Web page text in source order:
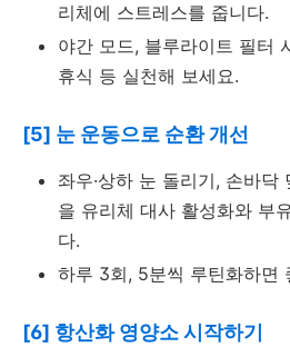
리체에 스트레스를 줍니다.
야간 모드, 블루라이트 필터
휴식 등 실천해 보세요.
[5] 눈 운동으로 순환 개선
좌우·상하 눈 돌리기, 손바
을 유리체 대사 활성화와 부
다.
하루 3회, 5분씩 루틴화하면
[6] 항산화 영양소 시작하기